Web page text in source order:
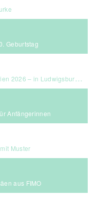
Geburtstag
Stuttgart & Umgebung
Anfängerinnen
Muster
aus FIMO